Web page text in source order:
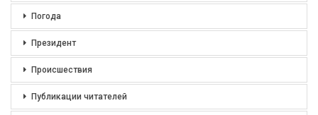
Погода
Президент
Происшествия
Публикации читателей